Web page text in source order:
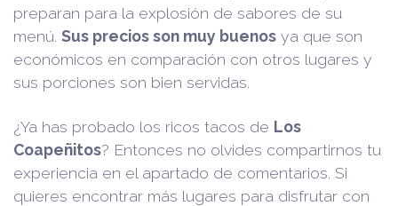
preparan para la explosión de sabores de su
menú. Sus precios son muy buenos ya que son
económicos en comparación con otros lugares y
sus porciones son bien servidas.
¿Ya has probado los ricos tacos de Los
Coapeñitos? Entonces no olvides compartirnos tu
experiencia en el apartado de comentarios. Si
quieres encontrar más lugares para disfrutar con